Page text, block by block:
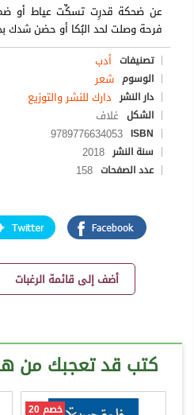
عن ضحكة قدرِت تسكِّت عياط أو
فرحة وصلت لحد البُكا أو حضن شدك
تصنيفات أدب
الوسوم شعر
دار النشر دارك للنشر والتوزيع
الشكل غلاف
ISBN
9789776634053
سنة النشر 2018
عدد الصفحات 158
أضف إلى قائمة الرغبات
كتب قد تعجبك من
خصم 20